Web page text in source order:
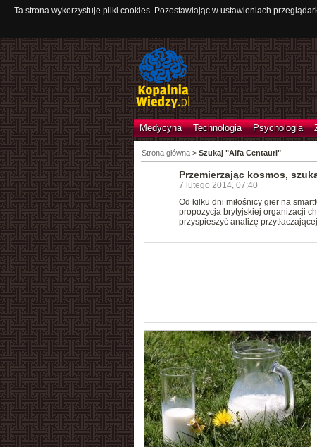
Ta strona wykorzystuje pliki cookies. Pozostawiając w ustawieniach
Medycyna Technologia Psychologia
Strona główna> Szukaj "Alfa Centauri"
Przemierzając kosmos,
7 lutego 2014, 07:40
Od kilku dni miłośnicy gier na
propozycja brytyjskiej organizacji
przyspieszyć analizę